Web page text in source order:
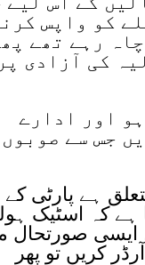
کو واپس
رہے تھے
کی آزادی پر
اور ادارے
جس سے صوبوں
ہے پارٹی کے
کہ اسٹیک
ایسی صورتحال
کریں تو پھر